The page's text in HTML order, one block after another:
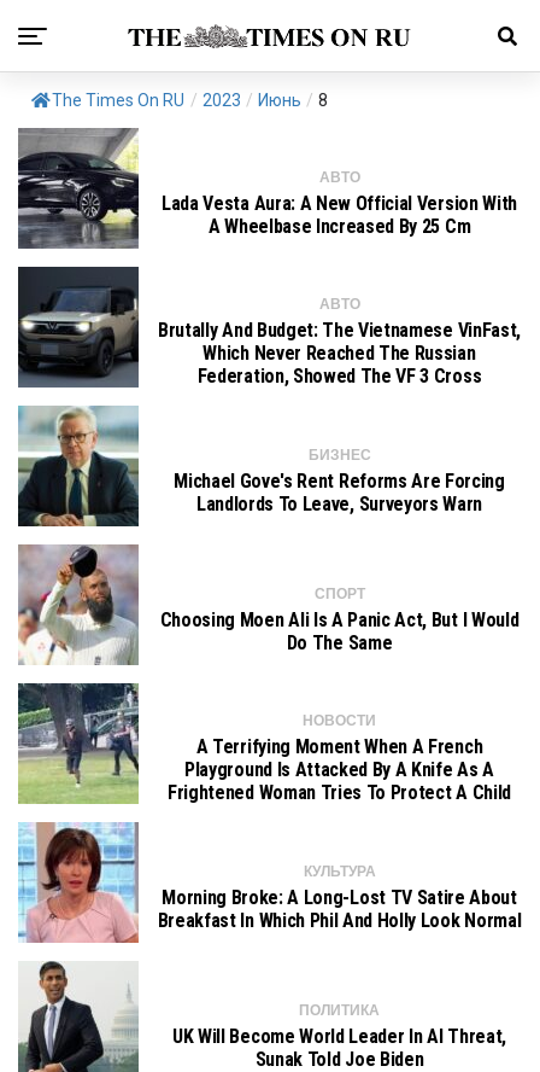
The Times On RU / 2023 / Июнь / 8
АВТО
Lada Vesta Aura: A New Official Version With
A Wheelbase Increased By 25 Cm
АВТО
Brutally And Budget: The Vietnamese VinFast,
Which Never Reached The Russian
Federation, Showed The VF 3 Cross
БИЗНЕС
Michael Gove's Rent Reforms Are Forcing
Landlords To Leave, Surveyors Warn
СПОРТ
Choosing Moen Ali Is A Panic Act, But I Would
Do The Same
НОВОСТИ
A Terrifying Moment When A French
Playground Is Attacked By A Knife As A
Frightened Woman Tries To Protect A Child
КУЛЬТУРА
Morning Broke: A Long-Lost TV Satire About
Breakfast In Which Phil And Holly Look Normal
ПОЛИТИКА
UK Will Become World Leader In AI Threat,
Sunak Told Joe Biden